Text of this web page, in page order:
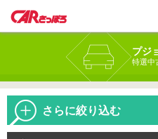
プジ
特選中
さらに絞り込む